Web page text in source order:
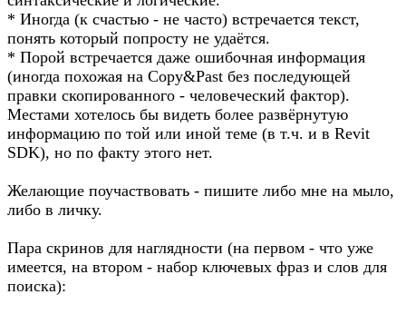
* Иногда (к счастью - не часто) встречается текст,
понять который попросту не удаётся.
* Порой встречается даже ошибочная информация
(иногда похожая на Copy&Past без последующей
правки скопированного - человеческий фактор).
Местами хотелось бы видеть более развёрнутую
информацию по той или иной теме (в т.ч. и в Revit
SDK), но по факту этого нет.
Желающие поучаствовать - пишите либо мне на мыло,
либо в личку.
Пара скринов для наглядности (на первом - что уже
имеется, на втором - набор ключевых фраз и слов для
поиска):